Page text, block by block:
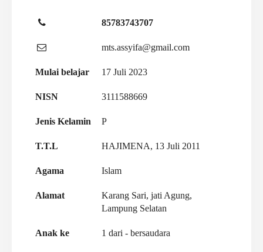
85783743707
mts.assyifa@gmail.com
Mulai belajar 17 Juli 2023
NISN 3111588669
Jenis Kelamin P
T.T.L HAJIMENA, 13 Juli 2011
Agama Islam
Alamat
Karang Sari, jati Agung,
Lampung Selatan
Anak ke 1 dari - bersaudara